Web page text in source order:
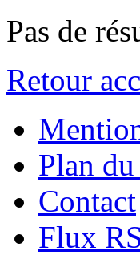
Pas de
Retour
Plan
Contact
Flux